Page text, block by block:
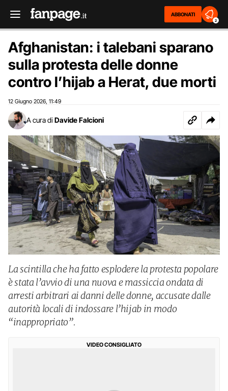
ABBONATI
2
Afghanistan: i talebani sparano
sulla protesta delle donne
contro l’hijab a Herat, due morti
12 Giugno 2026 11:49
A cura di Davide Falcioni
La scintilla che ha fatto esplodere la protesta popolare
è stata l’avvio di una nuova e massiccia ondata di
arresti arbitrari ai danni delle donne, accusate dalle
autorità locali di indossare l’hijab in modo
“inappropriato”.
VIDEO CONSIGLIATO